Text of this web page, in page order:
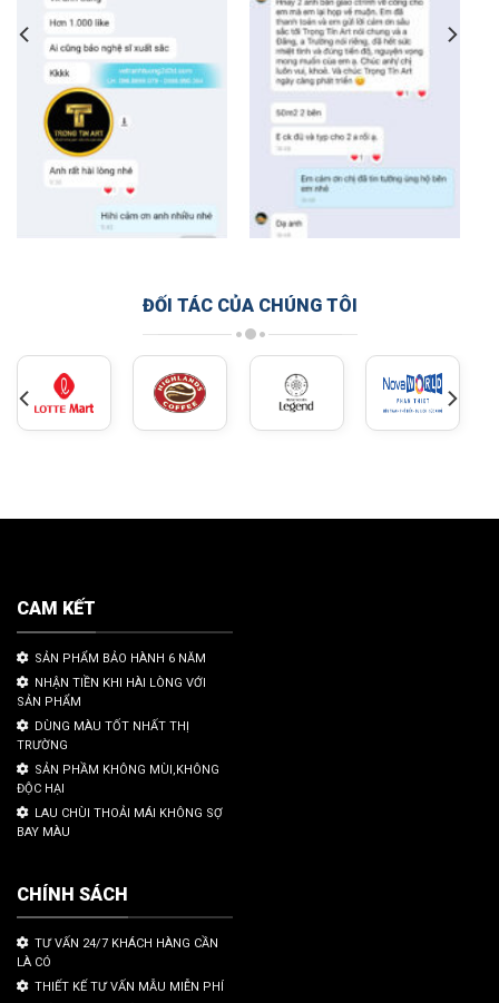
ĐỐI TÁC CỦA CHÚNG TÔI
CAM KẾT
SẢN PHẨM BẢO HÀNH 6 NĂM
NHẬN TIỀN KHI HÀI LÒNG VỚI
SẢN PHẨM
DÙNG MÀU TỐT NHẤT THỊ
TRƯỜNG
SẢN PHẦM KHÔNG MÙI,KHÔNG
ĐỘC HẠI
LAU CHÙI THOẢI MÁI KHÔNG SỢ
BAY MÀU
CHÍNH SÁCH
TƯ VẤN 24/7 KHÁCH HÀNG CẦN
LÀ CÓ
THIẾT KẾ TƯ VẤN MẪU MIỄN PHÍ